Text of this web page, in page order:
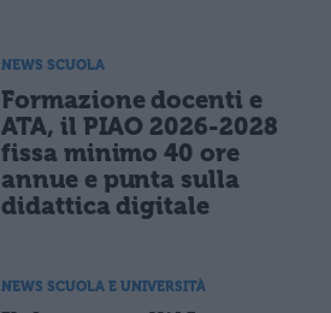
NEWS SCUOLA
Formazione docenti e
ATA, il PIAO 2026-2028
fissa minimo 40 ore
annue e punta sulla
didattica digitale
NEWS SCUOLA E UNIVERSITÀ